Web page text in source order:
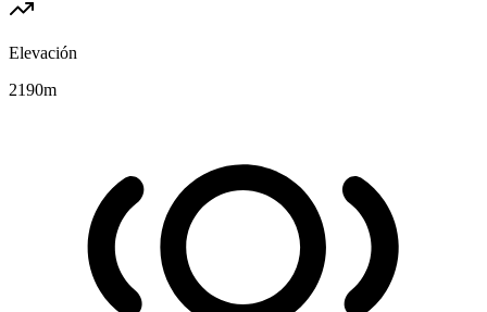
Elevación
2190m